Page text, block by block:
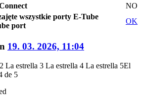
NO
wszystkie porty E-Tube
port
OK
19. 03. 2026, 11:04
La estrella 3 La estrella 4 La estrella 5El
de 5